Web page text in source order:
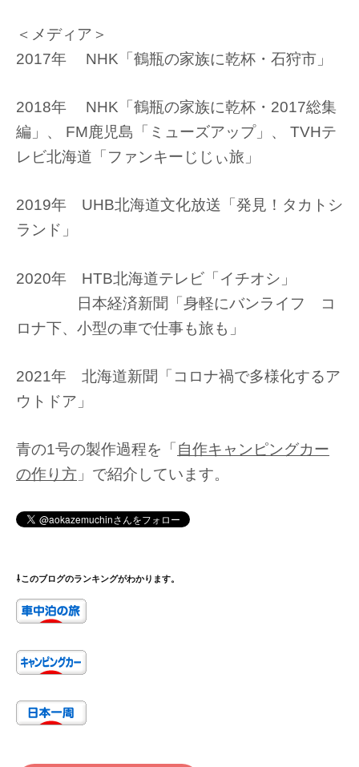
＜メディア＞
2017年 NHK「鶴瓶の家族に乾杯・石狩市」
2018年 NHK「鶴瓶の家族に乾杯・2017総集
編」、 FM鹿児島「ミューズアップ」、 TVHテ
レビ北海道「ファンキーじじぃ旅」
2019年 UHB北海道文化放送「発見！タカトシ
ランド」
2020年 HTB北海道テレビ「イチオシ」
日本経済新聞「身軽にバンライフ コ
ロナ下、小型の車で仕事も旅も」
2021年 北海道新聞「コロナ禍で多様化するア
ウトドア」
青の1号の製作過程を「自作キャンピングカー
の作り方 」で紹介しています。
⇩このブログのランキングがわかります。